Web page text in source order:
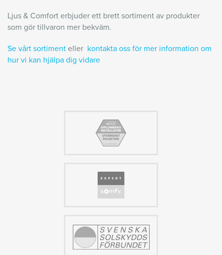
Ljus & Comfort erbjuder ett brett sortiment av produkter
som gör tillvaron mer bekväm.
Se vårt sortiment eller kontakta oss för mer information om
hur vi kan hjälpa dig vidare